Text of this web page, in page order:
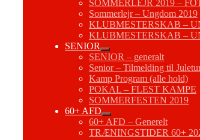
SOMMERLEJR 2019 –
Sommerlejr – Ungdom 2019
KLUBMESTERSKAB –
KLUBMESTERSKAB –
SENIOR
SENIOR – generalt
Senior – Tilmelding til
Kamp Program (alle hold)
POKAL – FLEST KAMPE
SOMMERFESTEN 2019
60+ AFD
60+ AFD – Generelt
TRÆNINGSTIDER 60+